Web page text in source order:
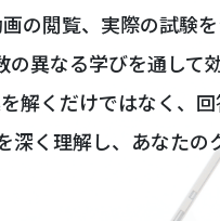
の閲覧、実際の試験
の異なる学びを通して
解くだけではなく、
深く理解し、あなた